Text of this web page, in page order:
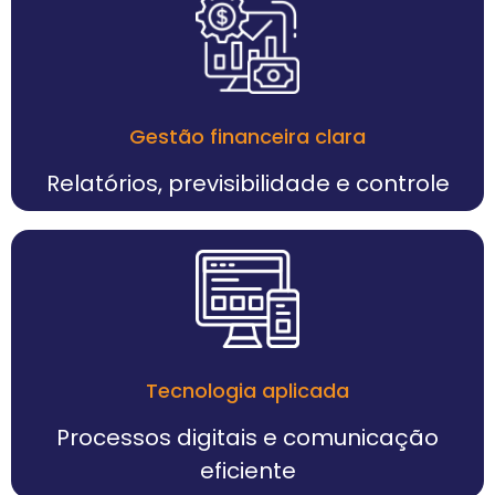
Gestão financeira clara
Relatórios, previsibilidade e controle
Tecnologia aplicada
Processos digitais e comunicação
eficiente